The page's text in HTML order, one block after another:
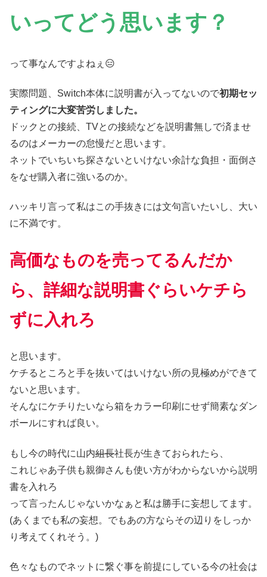
いってどう思います？
って事なんですよねぇ😑
実際問題、Switch本体に説明書が入ってないので初期セッ
ティングに大変苦労しました。
ドックとの接続、TVとの接続などを説明書無しで済ませ
るのはメーカーの怠慢だと思います。
ネットでいちいち探さないといけない余計な負担・面倒さ
をなぜ購入者に強いるのか。
ハッキリ言って私はこの手抜きには文句言いたいし、大い
に不満です。
高価なものを売ってるんだか
ら、詳細な説明書ぐらいケチら
ずに入れろ
と思います。
ケチるところと手を抜いてはいけない所の見極めができて
ないと思います。
そんなにケチりたいなら箱をカラー印刷にせず簡素なダン
ボールにすれば良い。
もし今の時代に山内組長社長が生きておられたら、
これじゃあ子供も親御さんも使い方がわからないから説明
書を入れろ
って言ったんじゃないかなぁと私は勝手に妄想してます。
(あくまでも私の妄想。でもあの方ならその辺りをしっか
り考えてくれそう。)
色々なものでネットに繋ぐ事を前提にしている今の社会は